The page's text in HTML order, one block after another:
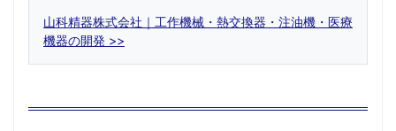
山科精器株式会社｜工作機械・熱交換器・注油機・医療
機器の開発